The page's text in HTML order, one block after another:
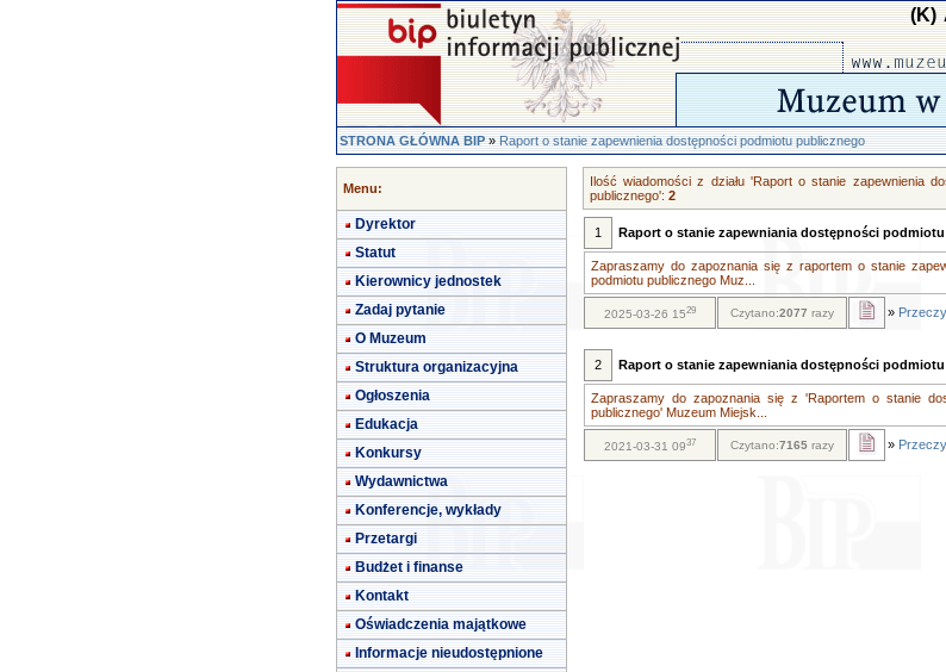
(K)
STRONA GŁÓWNA BIP»Raport o stanie zapewnienia dostępności podmiotu publicznego
Menu:
Dyrektor
Statut
Kierownicy jednostek
Zadaj pytanie
O Muzeum
Struktura organizacyjna
Ogłoszenia
Edukacja
Konkursy
Wydawnictwa
Konferencje, wykłady
Przetargi
Budżet i finanse
Kontakt
Oświadczenia majątkowe
Informacje nieudostępnione
Ilość wiadomości z działu 'Raport o stanie zapewnienia
publicznego': 2
1 Raport o stanie zapewniania dostępności
Zapraszamy do zapoznania się z raportem o stanie
podmiotu publicznego Muz...
2025-03-26 1529 Czytano:2077 razy »
2 Raport o stanie zapewniania dostępności
Zapraszamy do zapoznania się z 'Raportem o stanie
publicznego' Muzeum Miejsk...
2021-03-31 0937 Czytano:7165razy »